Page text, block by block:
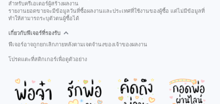
สำหรับครีเอเตอร์ผู้สร้างผลงาน
รายงานยอดขายจะมีข้อมูลวันที่ซื้อผลงานและประเทศที่ใช้งานของผู้ซื้อ แต่ไม่มีข้อมูลที่
ทำให้สามารถระบุตัวตนผู้ซื้อได้
เกี่ยวกับฟีเจอร์ที่รองรับ
ฟีเจอร์อาจถูกยกเลิกภายหลังตามเจตจำนงของเจ้าของผลงาน
โปรดแตะที่สติกเกอร์เพื่อดูตัวอย่าง